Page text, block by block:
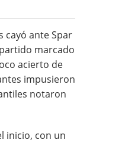
cayó ante Spar
marcado
acierto de
impusieron
notaron
inicio, con un